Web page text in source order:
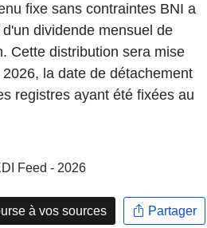
fixe sans contraintes BNI a
dividende mensuel de
Cette distribution sera mise
la date de détachement
registres ayant été fixées au
Feed - 2026
à vos sources Partager